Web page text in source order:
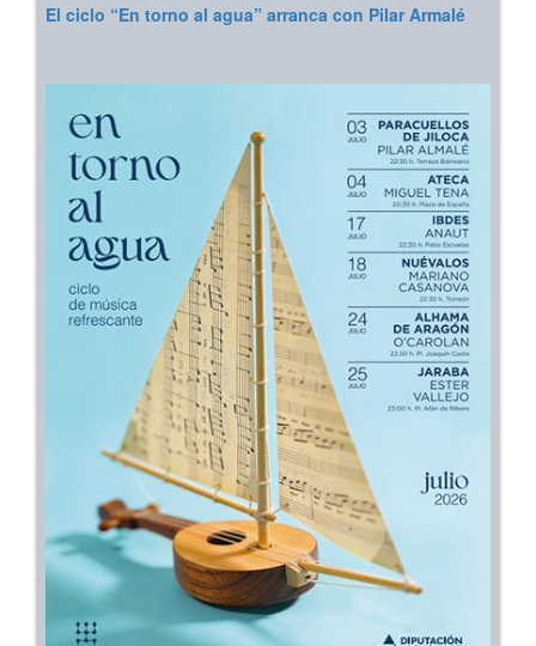
El ciclo “En torno al agua” arranca con Pilar Armalé